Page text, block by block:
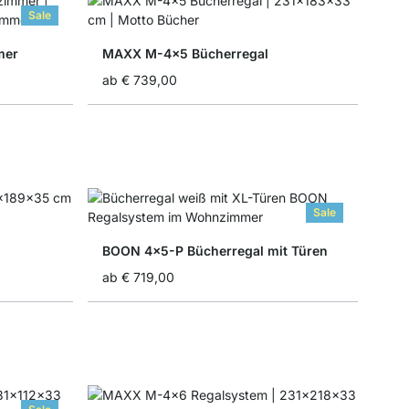
Sale
MAXX M-4x5 Bücherregal
ab € 739,00
Sale
BOON 4x5-P Bücherregal mit Türen
ab € 719,00